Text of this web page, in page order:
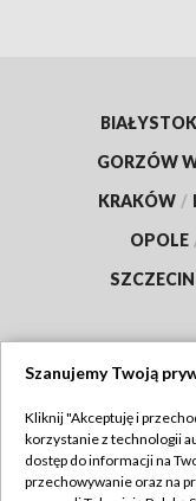
BIAŁYSTOK
GORZÓW
KRAKÓW /
OPOLE
SZCZECIN
Abonament TVP
Szanujemy Twoją
Kliknij "Akceptuję i
korzystanie z technologii
dostęp do informacji na
przechowywanie oraz na